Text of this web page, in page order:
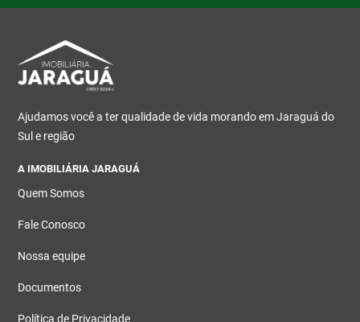
Ajudamos você a ter qualidade de vida morando em Jaraguá do
Sul e região
A IMOBILIÁRIA JARAGUÁ
Quem Somos
Fale Conosco
Nossa equipe
Documentos
Política de Privacidade